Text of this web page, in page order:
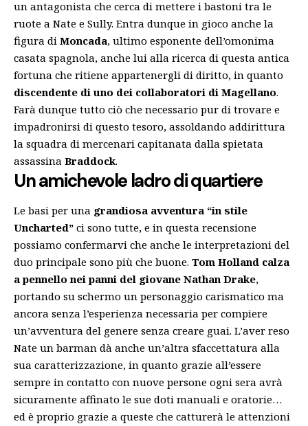
un antagonista che cerca di mettere i bastoni tra le
ruote a Nate e Sully. Entra dunque in gioco anche la
figura di Moncada, ultimo esponente dell’omonima
casata spagnola, anche lui alla ricerca di questa antica
fortuna che ritiene appartenergli di diritto, in quanto
discendente di uno dei collaboratori di Magellano.
Farà dunque tutto ciò che necessario pur di trovare e
impadronirsi di questo tesoro, assoldando addirittura
la squadra di mercenari capitanata dalla spietata
assassina Braddock.
Un amichevole ladro di quartiere
Le basi per una grandiosa avventura “in stile
Uncharted” ci sono tutte, e in questa recensione
possiamo confermarvi che anche le interpretazioni del
duo principale sono più che buone. Tom Holland calza
a pennello nei panni del giovane Nathan Drake,
portando su schermo un personaggio carismatico ma
ancora senza l’esperienza necessaria per compiere
un’avventura del genere senza creare guai. L’aver reso
Nate un barman dà anche un’altra sfaccettatura alla
sua caratterizzazione, in quanto grazie all’essere
sempre in contatto con nuove persone ogni sera avrà
sicuramente affinato le sue doti manuali e oratorie…
ed è proprio grazie a queste che catturerà le attenzioni